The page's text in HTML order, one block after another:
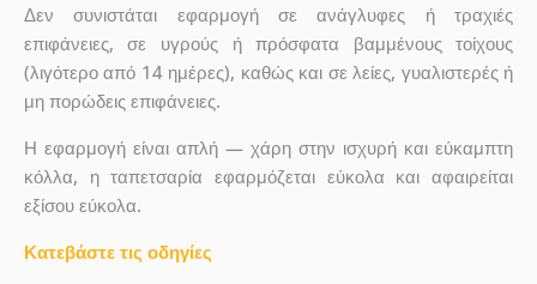
Δεν συνιστάται εφαρμογή σε ανάγλυφες ή τραχιές
επιφάνειες, σε υγρούς ή πρόσφατα βαμμένους τοίχους
(λιγότερο από 14 ημέρες), καθώς και σε λείες, γυαλιστερές ή
μη πορώδεις επιφάνειες.
Η εφαρμογή είναι απλή — χάρη στην ισχυρή και εύκαμπτη
κόλλα, η ταπετσαρία εφαρμόζεται εύκολα και αφαιρείται
εξίσου εύκολα.
Κατεβάστε τις οδηγίες